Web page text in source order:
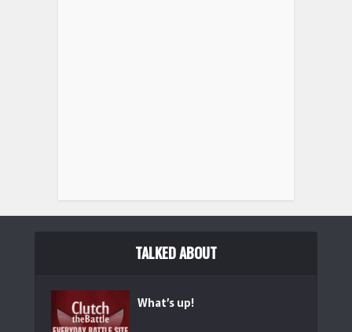
Razer Huntsman V3 HE Magnetic Mini 65% 8...
TALKED ABOUT
What’s up!